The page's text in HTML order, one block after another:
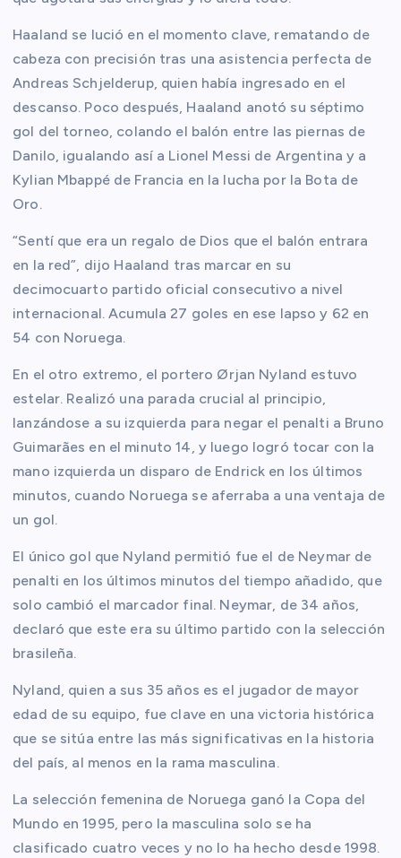
Haaland se lució en el momento clave, rematando de
cabeza con precisión tras una asistencia perfecta de
Andreas Schjelderup, quien había ingresado en el
descanso. Poco después, Haaland anotó su séptimo
gol del torneo, colando el balón entre las piernas de
Danilo, igualando así a Lionel Messi de Argentina y a
Kylian Mbappé de Francia en la lucha por la Bota de
Oro.
“Sentí que era un regalo de Dios que el balón entrara
en la red”, dijo Haaland tras marcar en su
decimocuarto partido oficial consecutivo a nivel
internacional. Acumula 27 goles en ese lapso y 62 en
54 con Noruega.
En el otro extremo, el portero Ørjan Nyland estuvo
estelar. Realizó una parada crucial al principio,
lanzándose a su izquierda para negar el penalti a Bruno
Guimarães en el minuto 14, y luego logró tocar con la
mano izquierda un disparo de Endrick en los últimos
minutos, cuando Noruega se aferraba a una ventaja de
un gol.
El único gol que Nyland permitió fue el de Neymar de
penalti en los últimos minutos del tiempo añadido, que
solo cambió el marcador final. Neymar, de 34 años,
declaró que este era su último partido con la selección
brasileña.
Nyland, quien a sus 35 años es el jugador de mayor
edad de su equipo, fue clave en una victoria histórica
que se sitúa entre las más significativas en la historia
del país, al menos en la rama masculina.
La selección femenina de Noruega ganó la Copa del
Mundo en 1995, pero la masculina solo se ha
clasificado cuatro veces y no lo ha hecho desde 1998.